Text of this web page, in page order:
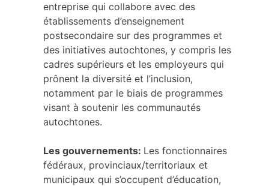
entreprise qui collabore avec des
établissements d’enseignement
postsecondaire sur des programmes et
des initiatives autochtones, y compris les
cadres supérieurs et les employeurs qui
prônent la diversité et l’inclusion,
notamment par le biais de programmes
visant à soutenir les communautés
autochtones.
Les gouvernements: Les fonctionnaires
fédéraux, provinciaux/territoriaux et
municipaux qui s’occupent d’éducation,